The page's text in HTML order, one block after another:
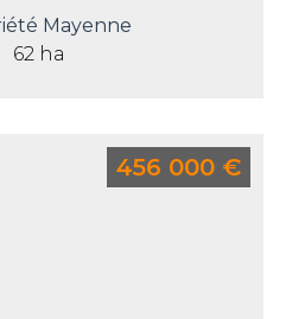
Mayenne
62 ha
456 000 €